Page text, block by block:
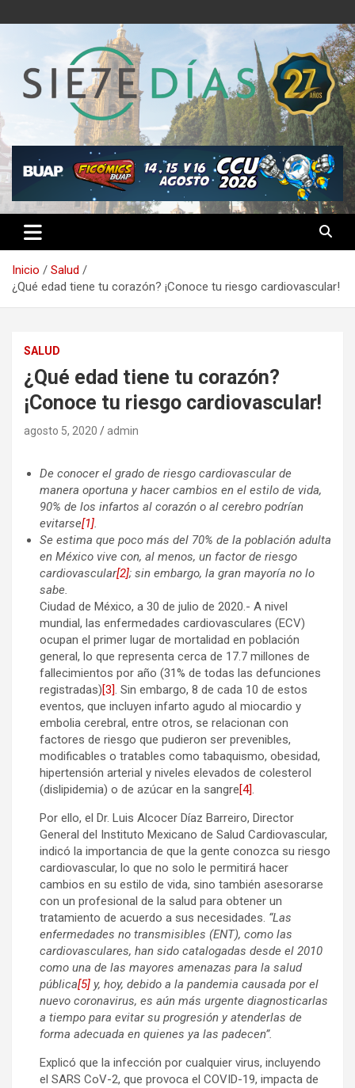
al
Semanario 7 Días
Inicio
Salud
¿Qué edad tiene tu corazón? ¡Conoce tu riesgo cardiovascular!
SALUD
¿Qué edad tiene tu corazón?
¡Conoce tu riesgo cardiovascular!
agosto 5, 2020 admin
De conocer el grado de riesgo cardiovascularde
manera oportuna y hacer cambios en el estilo de vida,
90% de los infartos al corazón o al cerebro podrían
evitarse[1].
Se estima que poco más del 70% de la población adulta
en México vive con, al menos, un factor de riesgo
cardiovascular[2]; sin embargo, la gran mayoría no lo
sabe.
Ciudad de México, a 30 de julio de 2020.- A nivel
mundial, las enfermedades cardiovasculares (ECV)
ocupan el primer lugar de mortalidad en población
general, lo que representa cerca de 17.7 millones de
fallecimientos por año (31% de todas las defunciones
registradas)[3]. Sin embargo, 8 de cada 10 de estos
eventos, que incluyen infarto agudo al miocardio y
embolia cerebral, entre otros, se relacionan con
factores de riesgo que pudieron ser prevenibles,
modificables o tratables como tabaquismo, obesidad,
hipertensión arterial y niveles elevados de colesterol
(dislipidemia) o de azúcar en la sangre[4].
Por ello, el Dr. Luis Alcocer Díaz Barreiro, Director
General del Instituto Mexicano de Salud Cardiovascular,
indicó la importancia de que la gente conozca su riesgo
cardiovascular, lo que no solo le permitirá hacer
cambios en su estilo de vida, sino también asesorarse
con un profesional de la salud para obtener un
tratamiento de acuerdo a sus necesidades. “Las
enfermedades no transmisibles (ENT), como las
cardiovasculares, han sido catalogadas desde el 2010
como una de las mayores amenazas para la salud
pública[5] y, hoy, debido a la pandemia causada por el
nuevo coronavirus, es aún más urgente diagnosticarlas
a tiempo para evitar su progresión y atenderlas de
forma adecuada en quienes ya las padecen”.
Explicó que la infección por cualquier virus, incluyendo
el SARS CoV-2, que provoca el COVID-19, impacta de